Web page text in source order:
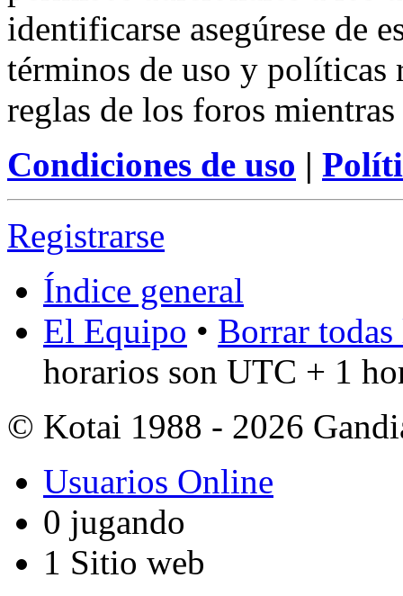
identificarse asegúrese de
términos de uso y políticas
reglas de los foros
Condiciones de uso |
Registrarse
Índice general
El Equipo • Borrar
horarios son UTC + 1
© Kotai 1988 - 2026
Usuarios Online
0 jugando
1 Sitio web